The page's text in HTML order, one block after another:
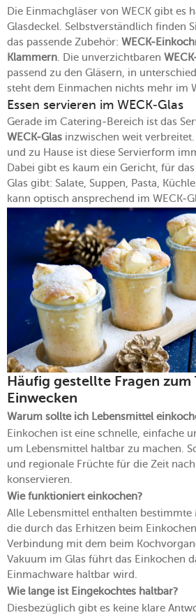
Die Einmachgläser von WECK gibt es
Glasdeckel. Selbstverständlich finden
das passende Zubehör: WECK-
Klammern. Die unverzichtbaren
passend zu den Gläsern, in
steht dem Einmachen nichts mehr im
Essen servieren im WECK-Glas
Gerade im Catering-Bereich ist das
WECK-Glas inzwischen weit
und zu Hause ist diese Servierform
Dabei gibt es kaum ein Gericht, für
Glas gibt: Salate, Suppen, Pasta,
kann optisch ansprechend im WECK-
Häufig gestellte Fragen zum
Einwecken
Warum sollte ich Lebensmittel
Einkochen ist eine schnelle, einfache
um Lebensmittel haltbar zu machen.
und regionale Früchte für die Zeit
konservieren.
Wie funktioniert einkochen?
Alle Lebensmittel enthalten bestimmte
die durch das Erhitzen beim
Verbindung mit dem beim
Vakuum im Glas führt das Einkochen
Einmachware haltbar wird.
Wie lange ist Eingekochtes haltbar?
Diesbezüglich gibt es keine klare